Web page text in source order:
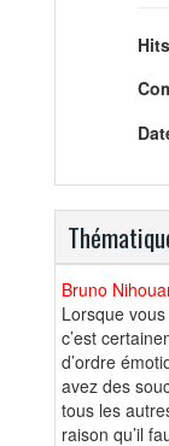
Hits
Bruno
Lorsque
c’est
d’ordre
avez des
tous les
raison qu’il